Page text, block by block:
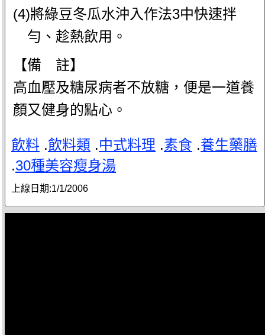
(4)將綠豆冬瓜水沖入作法3中快速拌
勻、趁熱飲用。
【備 註】
高血壓及糖尿病者不放糖，便是一道養
顏又健身的點心。
飲料 .飲料類 .中式料理 .素食 .養生藥膳
.30種美容瘦身湯
上線日期:1/1/2006